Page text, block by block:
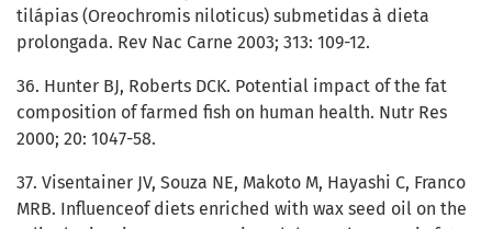
tilápias (Oreochromis niloticus) submetidas à dieta
prolongada. Rev Nac Carne 2003; 313: 109-12.
36. Hunter BJ, Roberts DCK. Potential impact of the fat
composition of farmed fish on human health. Nutr Res
2000; 20: 1047-58.
37. Visentainer JV, Souza NE, Makoto M, Hayashi C, Franco
MRB. Influenceof diets enriched with wax seed oil on the